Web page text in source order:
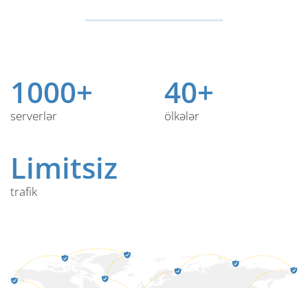
1000+
serverlər
40+
ölkələr
Limitsiz
trafik